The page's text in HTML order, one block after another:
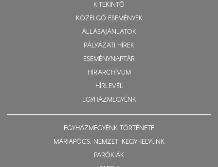
KITEKINTŐ
KÖZELGŐ ESEMÉNYEK
ÁLLÁSAJÁNLATOK
PÁLYÁZATI HÍREK
ESEMÉNYNAPTÁR
HÍRARCHÍVUM
HÍRLEVÉL
EGYHÁZMEGYÉNK
EGYHÁZMEGYÉNK TÖRTÉNETE
MÁRIAPÓCS, NEMZETI KEGYHELYÜNK
PARÓKIÁK